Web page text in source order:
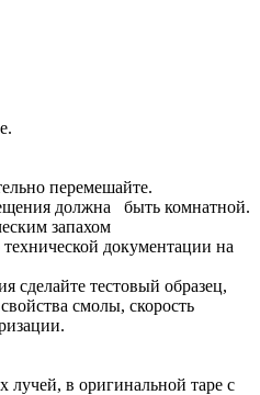
перемешайте.
должна быть комнатной.
запахом
технической документации на
сделайте тестовый образец,
смолы, скорость
лучей, в оригинальной таре с